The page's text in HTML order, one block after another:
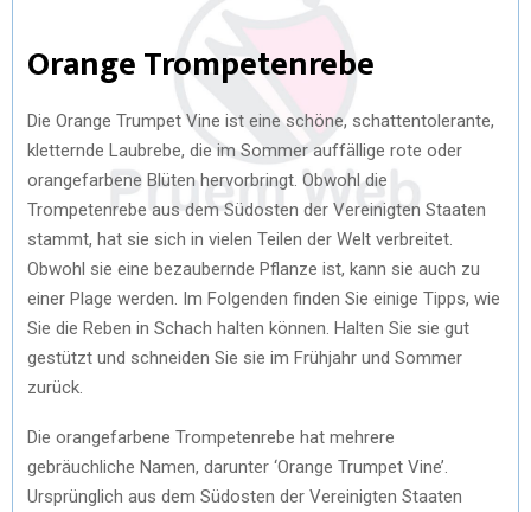
Orange Trompetenrebe
Die Orange Trumpet Vine ist eine schöne, schattentolerante,
kletternde Laubrebe, die im Sommer auffällige rote oder
orangefarbene Blüten hervorbringt. Obwohl die
Trompetenrebe aus dem Südosten der Vereinigten Staaten
stammt, hat sie sich in vielen Teilen der Welt verbreitet.
Obwohl sie eine bezaubernde Pflanze ist, kann sie auch zu
einer Plage werden. Im Folgenden finden Sie einige Tipps, wie
Sie die Reben in Schach halten können. Halten Sie sie gut
gestützt und schneiden Sie sie im Frühjahr und Sommer
zurück.
Die orangefarbene Trompetenrebe hat mehrere
gebräuchliche Namen, darunter ‘Orange Trumpet Vine’.
Ursprünglich aus dem Südosten der Vereinigten Staaten